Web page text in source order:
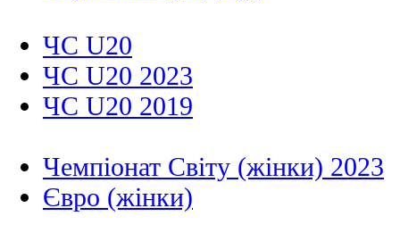
ЧС U20
ЧС U20 2023
ЧС U20 2019
Чемпіонат Світу (жінки) 2023
Євро (жінки)